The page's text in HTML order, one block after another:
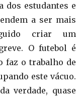
dos estudantes e
a ser mais
criar um
O futebol é
faz o trabalho de
este vácuo.
verdade, quase